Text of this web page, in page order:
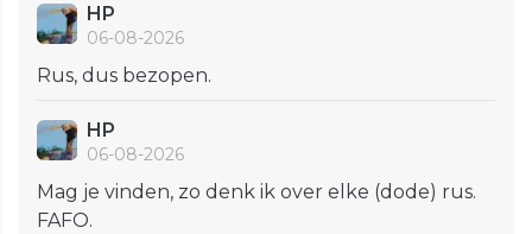
HP
06-08-2026
Rus, dus bezopen.
HP
06-08-2026
Mag je vinden, zo denk ik over elke (dode) rus.
FAFO.